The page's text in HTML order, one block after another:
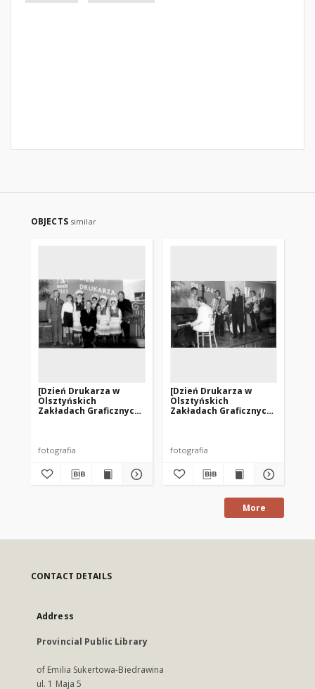
OBJECTS similar
[Dzień Drukarza w
Olsztyńskich
Zakładach Graficznych.
fotografia
[Dzień Drukarza w
Olsztyńskich
Zakładach Graficznych.
fotografia
More
CONTACT DETAILS
Address
Provincial Public Library
of Emilia Sukertowa-Biedrawina
ul. 1 Maja 5